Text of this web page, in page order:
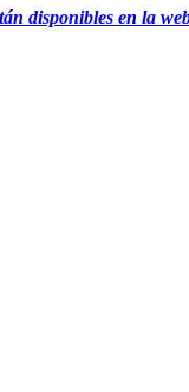
disponibles en la